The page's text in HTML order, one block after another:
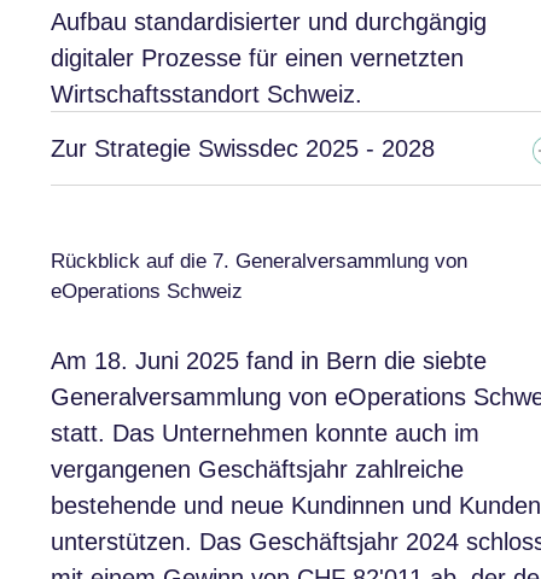
Aufbau standardisierter und durchgängig
digitaler Prozesse für einen vernetzten
Wirtschaftsstandort Schweiz.
Zur Strategie Swissdec 2025 - 2028
Rückblick auf die 7. Generalversammlung von
eOperations Schweiz
Am 18. Juni 2025 fand in Bern die siebte
Generalversammlung von eOperations
statt. Das Unternehmen konnte auch im
vergangenen Geschäftsjahr zahlreiche
bestehende und neue Kundinnen und Kunden
unterstützen. Das Geschäftsjahr 2024